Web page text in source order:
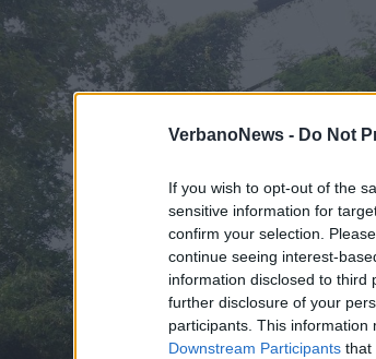
VerbanoNews - Do Not
If you wish to opt-out of the
sensitive information for
confirm your selection.
continue seeing interest-
information disclosed to third
further disclosure of your
participants. This
Downstream Participants that